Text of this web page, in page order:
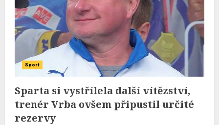
Sport
Sparta si vystřílela další vítězství,
trenér Vrba ovšem připustil určité
rezervy